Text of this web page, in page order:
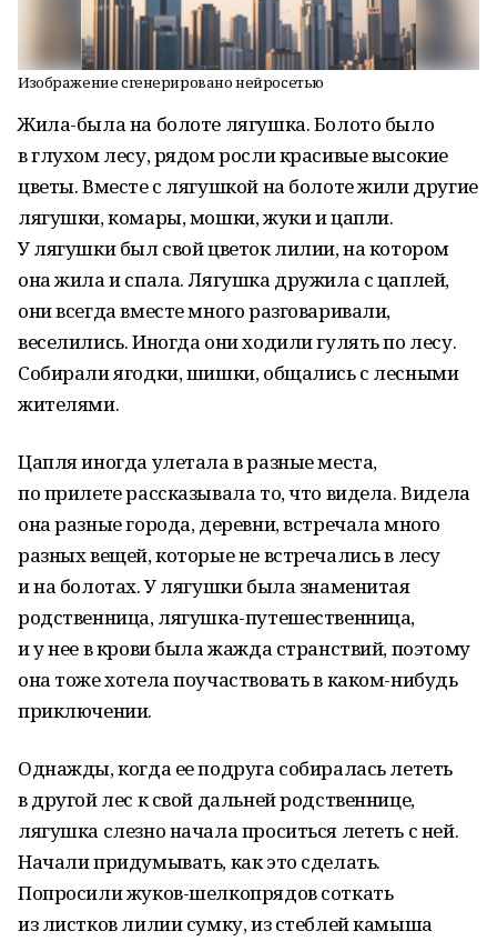
Изображение сгенерировано нейросетью
Жила-была на болоте лягушка. Болото было
в глухом лесу, рядом росли красивые высокие
цветы. Вместе с лягушкой на болоте жили другие
лягушки, комары, мошки, жуки и цапли.
У лягушки был свой цветок лилии, на котором
она жила и спала. Лягушка дружила с цаплей,
они всегда вместе много разговаривали,
веселились. Иногда они ходили гулять по лесу.
Собирали ягодки, шишки, общались с лесными
жителями.
Цапля иногда улетала в разные места,
по прилете рассказывала то, что видела. Видела
она разные города, деревни, встречала много
разных вещей, которые не встречались в лесу
и на болотах. У лягушки была знаменитая
родственница, лягушка-путешественница,
и у нее в крови была жажда странствий, поэтому
она тоже хотела поучаствовать в каком-нибудь
приключении.
Однажды, когда ее подруга собиралась лететь
в другой лес к свой дальней родственнице,
лягушка слезно начала проситься лететь с ней.
Начали придумывать, как это сделать.
Попросили жуков-шелкопрядов соткать
из листков лилии сумку, из стеблей камыша